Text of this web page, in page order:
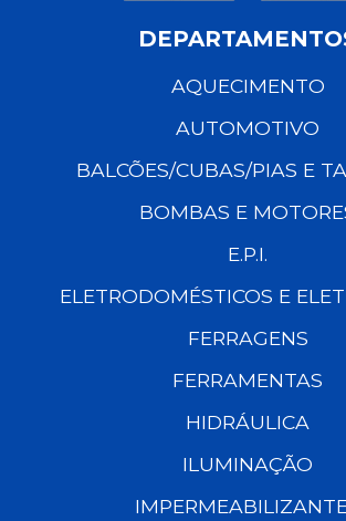
AQUECIMENTO
AUTOMOTIVO
BALCÕES/CUBAS/PIAS E
BOMBAS E
E.P.I.
ELETRODOMÉSTICOS E
FERRAGENS
FERRAMENTAS
HIDRÁULICA
ILUMINAÇÃO